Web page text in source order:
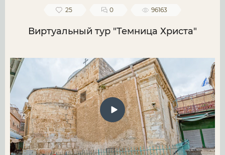
25 0 96163
Виртуальный тур "Темница Христа"